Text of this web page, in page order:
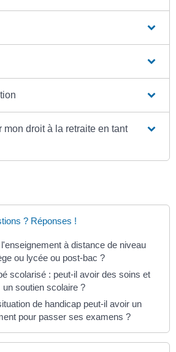
droit à la retraite en tant
? Réponses !
à distance de niveau
ou lycée ou post-bac ?
scolarisé : peut-il avoir des soins et
un soutien scolaire ?
de handicap peut-il avoir un
pour passer ses examens ?